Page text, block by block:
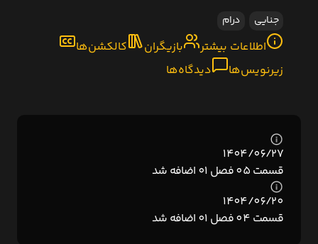
جنایی درام
اطلاعات بیشتر بازیگران
کالکشن‌ها
زیرنویس‌ها
دیدگاه‌ها
1404/06/27
قسمت 05 فصل 01 اضافه شد
1404/06/20
قسمت 04 فصل 01 اضافه شد